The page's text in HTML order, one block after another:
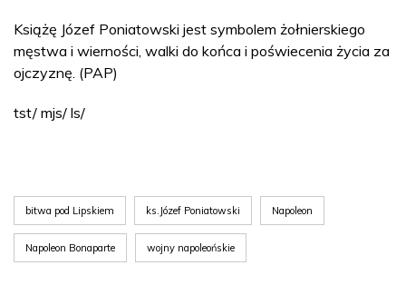
Książę Józef Poniatowski jest symbolem żołnierskiego
męstwa i wierności, walki do końca i poświecenia życia za
ojczyznę. (PAP)
tst/ mjs/ ls/
bitwa pod Lipskiem ks.Józef Poniatowski Napoleon
Napoleon Bonaparte wojny napoleońskie